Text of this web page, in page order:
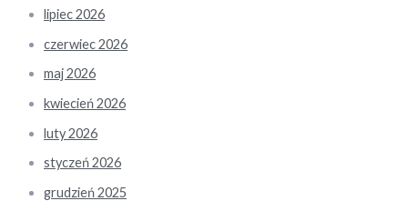
lipiec 2026
czerwiec 2026
maj 2026
kwiecień 2026
luty 2026
styczeń 2026
grudzień 2025